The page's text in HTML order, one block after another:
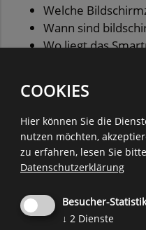
Welche
Wann sind
Wo liegt das
Welche Geräte
Was ist im
erlaubt?
Wer darf was?
dürfen Kinder
Wichtig ist, dass es in
Zeitengibt und Kinder
COOKIES
Hier können Sie die
nutzen möchten,
zu erfahren, lesen Sie
Datenschutzerklärung
Besucher-
↓ 2 Dienste